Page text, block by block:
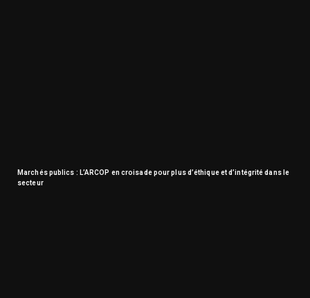
Marchés publics : L’ARCOP en croisade pour plus d’éthique et d’intégrité dans le
secteur